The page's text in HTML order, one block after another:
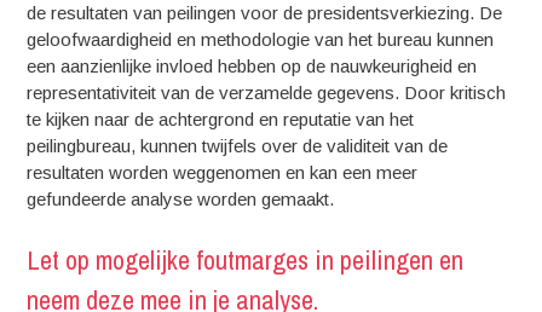
de resultaten van peilingen voor de presidentsverkiezing. De
geloofwaardigheid en methodologie van het bureau kunnen
een aanzienlijke invloed hebben op de nauwkeurigheid en
representativiteit van de verzamelde gegevens. Door kritisch
te kijken naar de achtergrond en reputatie van het
peilingbureau, kunnen twijfels over de validiteit van de
resultaten worden weggenomen en kan een meer
gefundeerde analyse worden gemaakt.
Let op mogelijke foutmarges in peilingen en
neem deze mee in je analyse.